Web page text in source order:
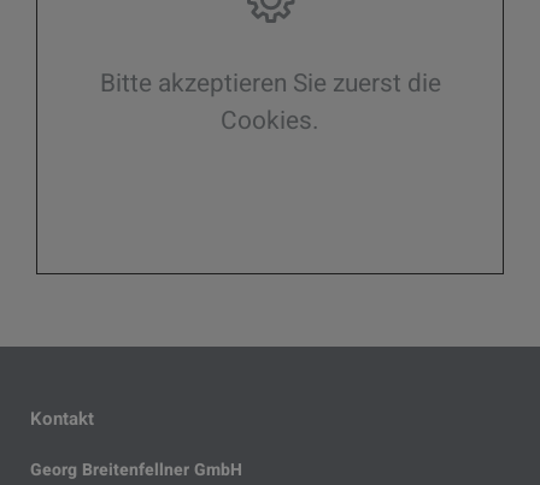
Bitte akzeptieren Sie zuerst die
Cookies.
Kontakt
Georg Breitenfellner GmbH